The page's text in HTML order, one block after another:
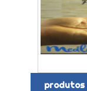
produtos